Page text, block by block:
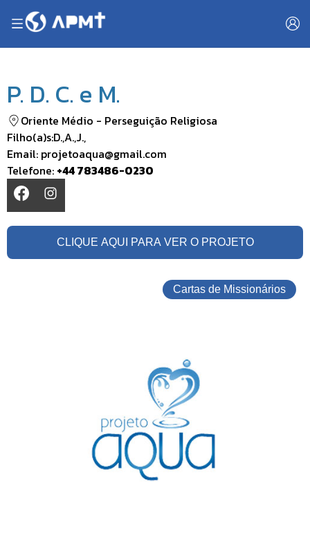
P. D. C. e M.
Oriente Médio - Perseguição Religiosa
Filho(a)s:D.,A.,J.,
Email: projetoaqua@gmail.com
Telefone: +44 783486-0230
CLIQUE AQUI PARA VER O PROJETO
Cartas de Missionários